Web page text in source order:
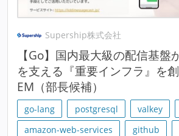
Supership株式会社
【Go】国内最大級の配信基盤
を支える『重要インフラ』を
EM（部長候補）
go-lang postgresql valkey
amazon-web-services
github